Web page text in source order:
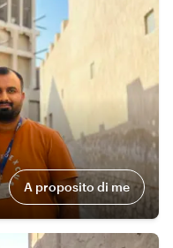
A proposito di me